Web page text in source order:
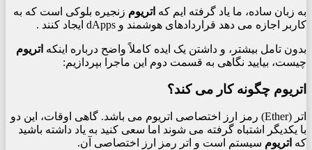
به زبان ساده، ما یاد گرفته ایم که اتریوم زنجیره بلوکی است که به
کاربر اجازه می دهد قراردادهای هوشمند و dApps ایجاد کنند .
بدون تامل بیشتر، و داشتن یک ایده کاملاً واضح درباره اینکه اتریوم
چیست، بیایید نگاهی به قسمت دوم این ماجرا بپردازیم:
اتریوم چگونه کار می کند؟
اتر (Ether) رمز ارز اختصاصی اتریوم می باشد. گاهی اوقات، این دو
با یکدیگر اشتباه گرفته می شوند اما سعی کنید به یاد داشته باشید
که اتریوم سیستم است و اتر رمز ارز اختصاصی آن.